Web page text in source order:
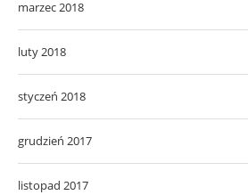
marzec 2018
luty 2018
styczeń 2018
grudzień 2017
listopad 2017